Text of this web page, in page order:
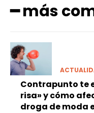
━ más
Contrapunto te
risa» y cómo
droga de moda